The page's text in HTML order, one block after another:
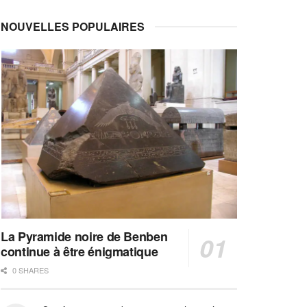
NOUVELLES POPULAIRES
La Pyramide noire de Benben
continue à être énigmatique
0 SHARES